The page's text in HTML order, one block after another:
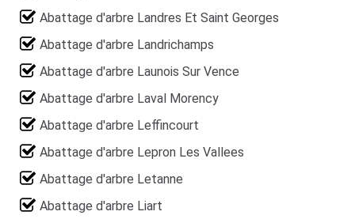
Abattage d'arbre Landres Et Saint Georges
Abattage d'arbre Landrichamps
Abattage d'arbre Launois Sur Vence
Abattage d'arbre Laval Morency
Abattage d'arbre Leffincourt
Abattage d'arbre Lepron Les Vallees
Abattage d'arbre Letanne
Abattage d'arbre Liart